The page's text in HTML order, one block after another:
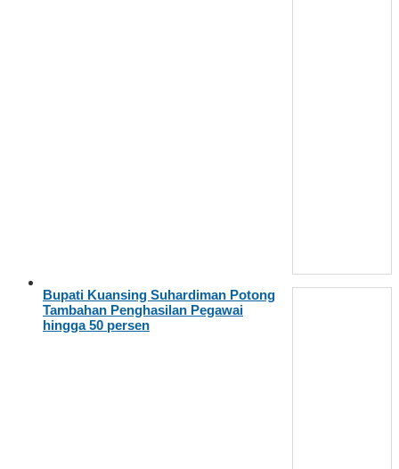
Bupati Kuansing Suhardiman Potong
Tambahan Penghasilan Pegawai
hingga 50 persen